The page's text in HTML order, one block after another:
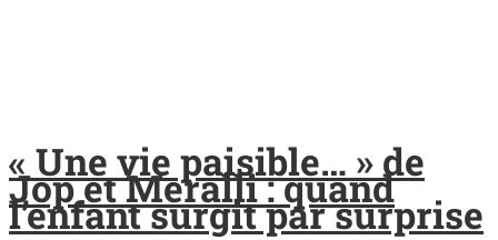
« Une vie paisible… » de
Jop et Meralli : quand
l’enfant surgit par surprise